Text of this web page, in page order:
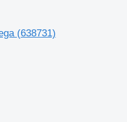
(638731)